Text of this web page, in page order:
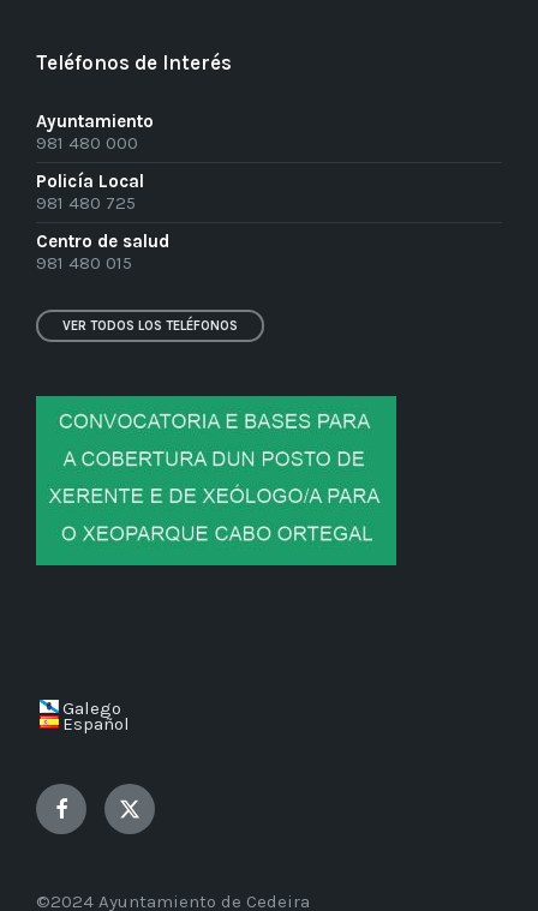
Teléfonos de Interés
Ayuntamiento
981 480 000
Policía Local
981 480 725
Centro de salud
981 480 015
VER TODOS LOS TELÉFONOS
Galego
Español
Facebook Twitter
©2024 Ayuntamiento de Cedeira